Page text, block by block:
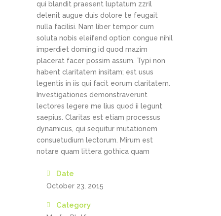
qui blandit praesent luptatum zzril
delenit augue duis dolore te feugait
nulla facilisi. Nam liber tempor cum
soluta nobis eleifend option congue nihil
imperdiet doming id quod mazim
placerat facer possim assum. Typi non
habent claritatem insitam; est usus
legentis in iis qui facit eorum claritatem.
Investigationes demonstraverunt
lectores legere me lius quod ii legunt
saepius. Claritas est etiam processus
dynamicus, qui sequitur mutationem
consuetudium lectorum. Mirum est
notare quam littera gothica quam
Date
October 23, 2015
Category